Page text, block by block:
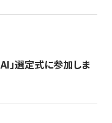
」選定式に参加しま